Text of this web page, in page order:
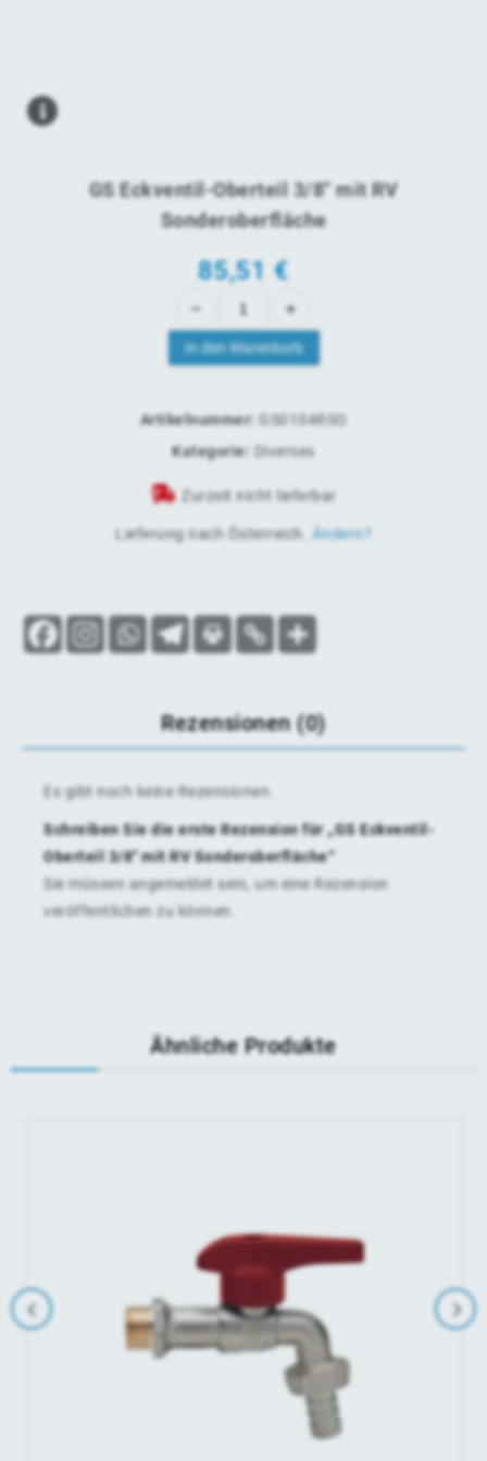
GS Eckventil-Oberteil 3/8" mit RV
Sonderoberfläche
85,51€
In den Warenkorb
Artikelnummer:
GS0104RSO
Kategorie:
Diverses
Zurzeit nicht lieferbar
Lieferung nach Österreich Ändern?
Rezensionen (0)
Es gibt noch keine Rezensionen.
Schreiben Sie die erste Rezension für „GS Eckventil-
Oberteil 3/8″ mit RV Sonderoberfläche“
Sie müssen angemeldet sein, um eine Rezension
veröffentlichen zu können.
Ähnliche Produkte